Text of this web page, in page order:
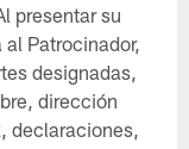
presentar su
Patrocinador,
designadas,
dirección
declaraciones,